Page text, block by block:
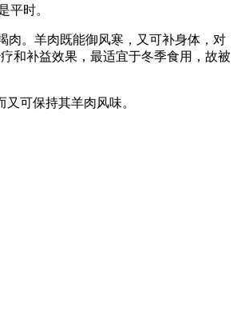
平时。
肉。羊肉既能御风寒，又可补身体，对
和补益效果，最适宜于冬季食用，故被
可保持其羊肉风味。